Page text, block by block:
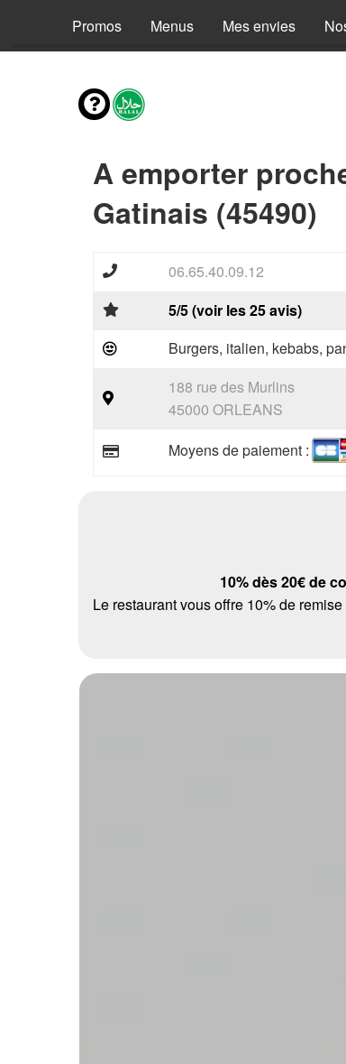
Promos Menus Mes envies
A emporter
Gatinais (45490)
06.65.40.09.12
5/5 (voir les 25 avis)
Burgers, italien, kebabs,
188 rue des Murlins
45000 ORLEANS
Moyens de paiement :
10% dès 20€ de
Le restaurant vous offre 10% de